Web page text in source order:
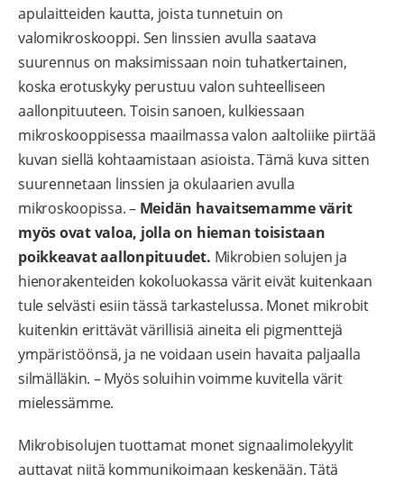
apulaitteiden kautta, joista tunnetuin on
valomikroskooppi. Sen linssien avulla saatava
suurennus on maksimissaan noin tuhatkertainen,
koska erotuskyky perustuu valon suhteelliseen
aallonpituuteen. Toisin sanoen, kulkiessaan
mikroskooppisessa maailmassa valon aaltoliike piirtää
kuvan siellä kohtaamistaan asioista. Tämä kuva sitten
suurennetaan linssien ja okulaarien avulla
mikroskoopissa. –Meidän havaitsemamme värit
myös ovat valoa, jolla on hieman toisistaan
poikkeavat aallonpituudet. Mikrobien solujen ja
hienorakenteiden kokoluokassa värit eivät kuitenkaan
tule selvästi esiin tässä tarkastelussa. Monet mikrobit
kuitenkin erittävät värillisiä aineita eli pigmenttejä
ympäristöönsä, ja ne voidaan usein havaita paljaalla
silmälläkin. – Myös soluihin voimme kuvitella värit
mielessämme.
Mikrobisolujen tuottamat monet signaalimolekyylit
auttavat niitä kommunikoimaan keskenään. Tätä